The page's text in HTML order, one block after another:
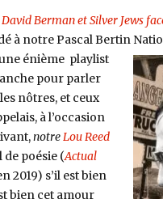
Berman et Silver Jews
à notre Pascal Bertin
énième playlist
pour parler
nôtres, et ceux
à l’occasion
notreLou Reed
de poésie (Actual
2019) s’il est bien
bien cet amour